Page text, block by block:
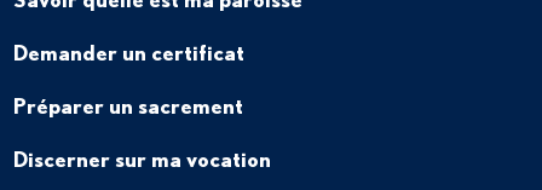
Demander un certificat
Préparer un sacrement
Discerner sur ma vocation